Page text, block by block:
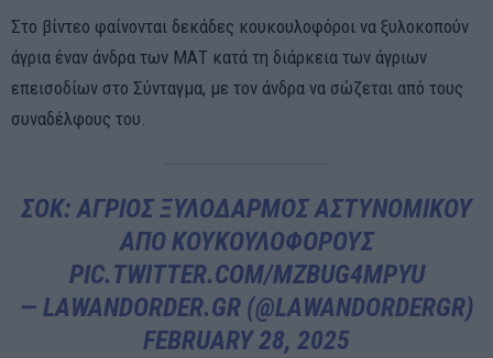
Στο βίντεο φαίνονται δεκάδες κουκουλοφόροι να ξυλοκοπούν
άγρια έναν άνδρα των ΜΑΤ κατά τη διάρκεια των άγριων
επεισοδίων στο Σύνταγμα, με τον άνδρα να σώζεται από τους
συναδέλφους του.
ΣΟΚ: ΆΓΡΙΟΣ ΞΥΛΟΔΑΡΜΌΣ ΑΣΤΥΝΟΜΙΚΟΎ
ΑΠΌ ΚΟΥΚΟΥΛΟΦΌΡΟΥΣ
PIC.TWITTER.COM/MZBUG4MPYU
— LAWANDORDER.GR (@LAWANDORDERGR)
FEBRUARY 28, 2025